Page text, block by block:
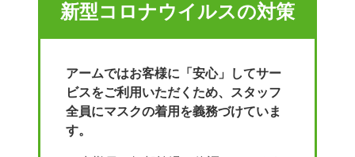
新型コロナウイルスの対策
アームではお客様に「安心」してサー
ビスをご利用いただくため、スタッフ
全員にマスクの着用を義務づけていま
す。